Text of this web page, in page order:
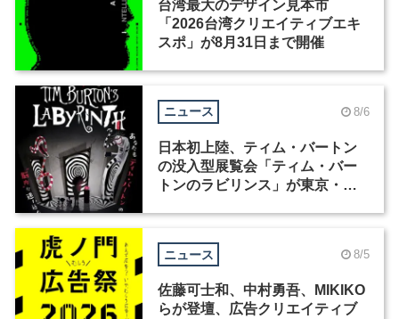
台湾最大のデザイン見本市
「2026台湾クリエイティブエキ
スポ」が8月31日まで開催
ニュース 8/6
日本初上陸、ティム・バートン
の没入型展覧会「ティム・バー
トンのラビリンス」が東京・豊
ニュース 8/5
佐藤可士和、中村勇吾、MIKIKO
らが登壇、広告クリエイティブ